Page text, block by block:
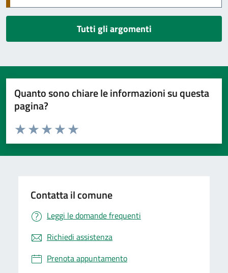
Tutti gli argomenti
Quanto sono chiare le informazioni su questa
pagina?
Valuta da 1 a 5 stelle la pagina
Valuta 5 stelle su 5
Valuta 4 stelle su 5
Valuta 3 stelle su 5
Valuta 2 stelle su 5
Valuta 1 stelle su 5
Contatta il comune
Leggi le domande frequenti
Richiedi assistenza
Prenota appuntamento